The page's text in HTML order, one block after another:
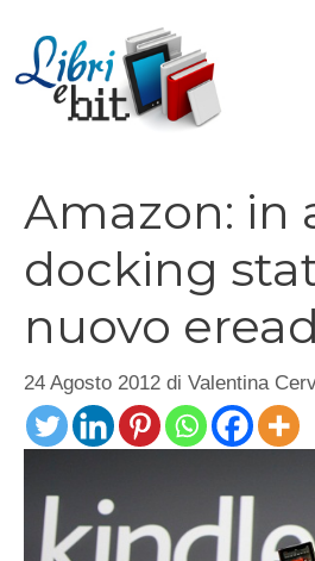
contenuto
Amazon: in
docking
nuovo
24 Agosto 2012 di Valentina